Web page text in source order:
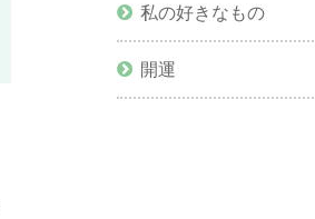
私の好きなもの
開運